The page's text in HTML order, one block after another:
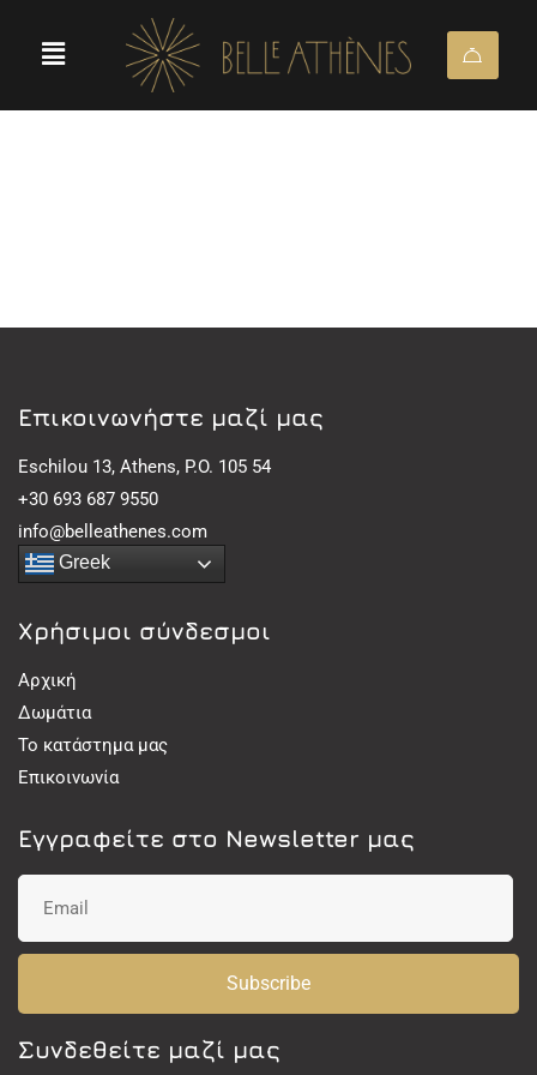
Eπικοινωνήστε μαζί μας
Eschilou 13, Athens, P.O. 105 54
+30 693 687 9550
info@belleathenes.com
Greek
Χρήσιμοι σύνδεσμοι
Αρχική
Δωμάτια
Το κατάστημα μας
Επικοινωνία
Εγγραφείτε στο Newsletter μας
Subscribe
Συνδεθείτε μαζί μας